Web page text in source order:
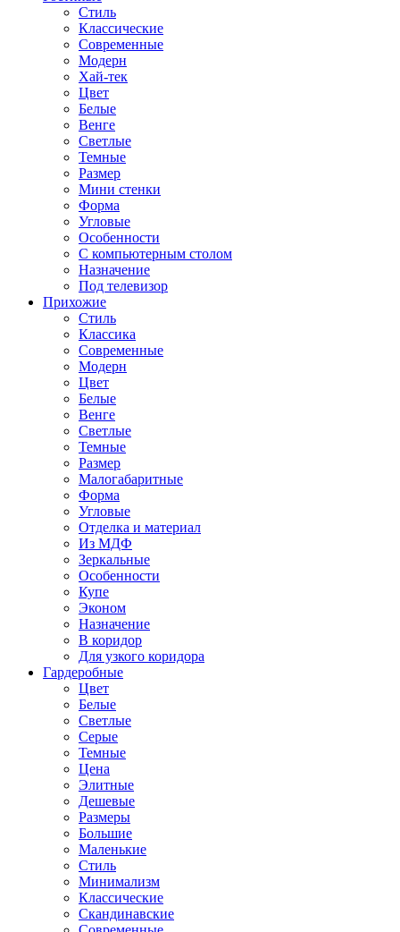
Стиль
Классические
Современные
Модерн
Хай-тек
Цвет
Белые
Венге
Светлые
Темные
Размер
Мини стенки
Форма
Угловые
Особенности
С компьютерным столом
Назначение
Под телевизор
Прихожие
Стиль
Классика
Современные
Модерн
Цвет
Белые
Венге
Светлые
Темные
Размер
Малогабаритные
Форма
Угловые
Отделка и материал
Из МДФ
Зеркальные
Особенности
Купе
Эконом
Назначение
В коридор
Для узкого коридора
Гардеробные
Цвет
Белые
Светлые
Серые
Темные
Цена
Элитные
Дешевые
Размеры
Большие
Маленькие
Стиль
Минимализм
Классические
Скандинавские